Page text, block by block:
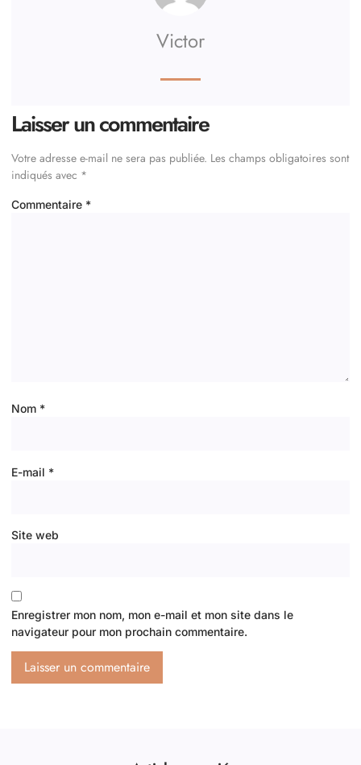
Victor
Laisser un commentaire
Votre adresse e-mail ne sera pas publiée. Les champs obligatoires sont
indiqués avec *
Commentaire *
Nom *
E-mail *
Site web
Enregistrer mon nom, mon e-mail et mon site dans le
navigateur pour mon prochain commentaire.